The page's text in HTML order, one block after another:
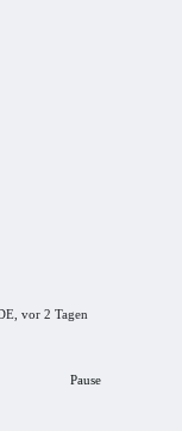
vor 2 Tagen
Pause